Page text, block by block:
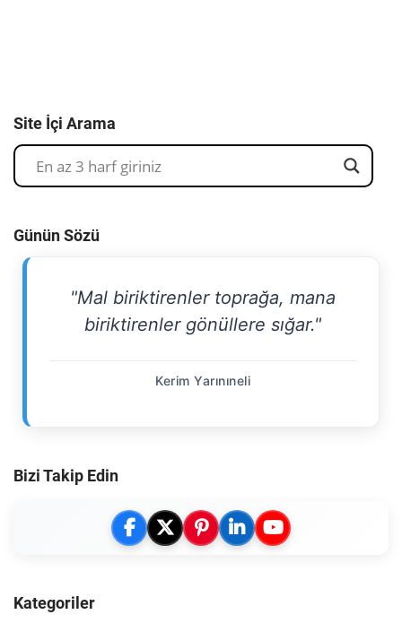
Site İçi Arama
Günün Sözü
"Mal biriktirenler toprağa, mana
biriktirenler gönüllere sığar."
Kerim Yarınıneli
Bizi Takip Edin
Kategoriler